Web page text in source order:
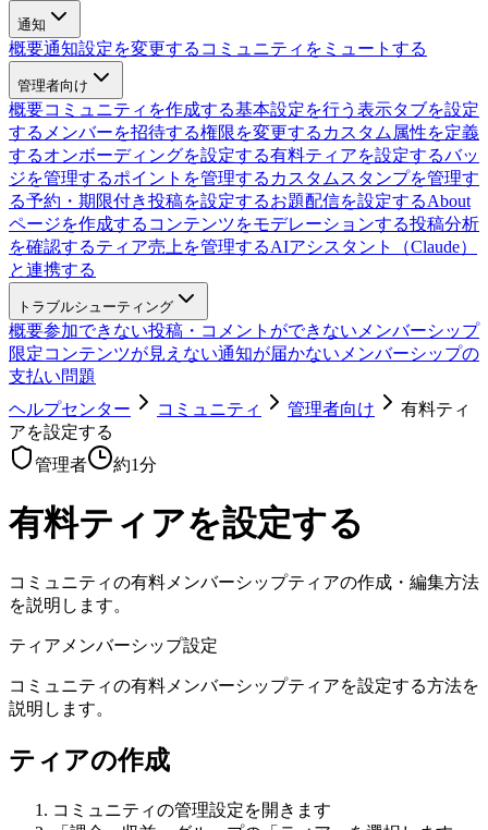
通知
概要通知設定を変更する コミュニティをミュートする
管理者向け
概要コミュニティを作成する基本設定を行う 表示タブを設定
する メンバーを招待する権限を変更する カスタム属性を定義
するオンボーディングを設定する有料ティアを設定するバッ
ジを管理するポイントを管理する カスタムスタンプを管理す
る予約・期限付き投稿を設定するお題配信を設定するAbout
ページを作成する コンテンツをモデレーションする投稿分析
を確認するティア売上を管理するAIアシスタント（Claude）
と連携する
トラブルシューティング
概要参加できない投稿・コメントができない メンバーシップ
限定コンテンツが見えない通知が届かない メンバーシップの
支払い問題
ヘルプセンター
コミュニティ 管理者向け
有料ティ
アを設定する
管理者
約1分
有料ティアを設定する
コミュニティの有料メンバーシップティアの作成・編集方法
を説明します。
ティア メンバーシップ設定
コミュニティの有料メンバーシップティアを設定する方法を
説明します。
ティアの作成
コミュニティの管理設定を開きます